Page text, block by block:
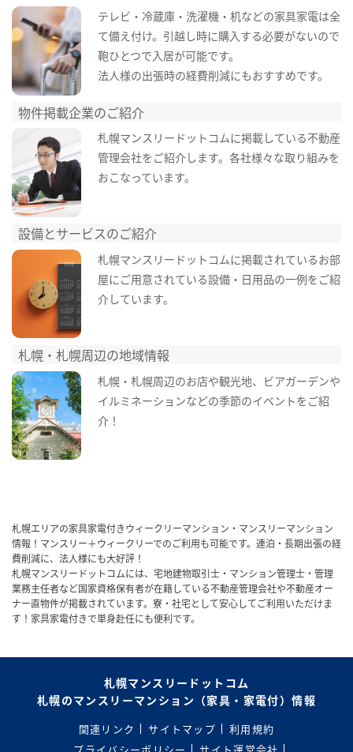
テレビ・冷蔵庫・洗濯機・机などの家具家電は全
て備え付け。引越し時に購入する必要がないので
鞄ひとつで入居が可能です。
法人様の出張時の経費削減にもおすすめです。
物件掲載企業のご紹介
札幌マンスリードットコムに掲載している不動産
管理会社をご紹介します。各社様々な取り組みを
おこなっています。
設備とサービスのご紹介
札幌マンスリードットコムに掲載されているお部
屋にご用意されている設備・日用品の一例をご紹
介しています。
札幌・札幌周辺の地域情報
札幌・札幌周辺のお店や観光地、ビアガーデンや
イルミネーションなどの季節のイベントをご紹
介！
札幌エリアの家具家電付きウィークリーマンション・マンスリーマンション
情報！マンスリー＋ウィークリーでのご利用も可能です。連泊・長期出張の経
費削減に、法人様にも大好評！
札幌マンスリードットコムには、宅地建物取引士・マンション管理士・管理
業務主任者など国家資格保有者が在籍している不動産管理会社や不動産オー
ナー直物件が掲載されています。寮・社宅として安心してご利用いただけま
す！家具家電付きで単身赴任にも便利です。
札幌マンスリードットコム
札幌のマンスリーマンション（家具・家電付）情報
関連リンク サイトマップ
利用規約
プライバシーポリシー
サイト運営会社